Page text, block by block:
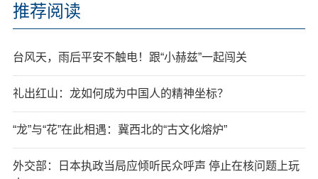
推荐阅读
台风天，雨后平安不触电！跟“小赫兹”一起闯关
礼出红山：龙如何成为中国人的精神坐标？
“龙”与“花”在此相遇：冀西北的“古文化熔炉”
外交部：日本执政当局应倾听民众呼声 停止在核问题上玩